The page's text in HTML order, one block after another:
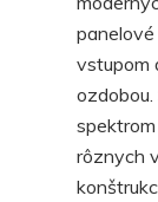
vstupom
rôznych